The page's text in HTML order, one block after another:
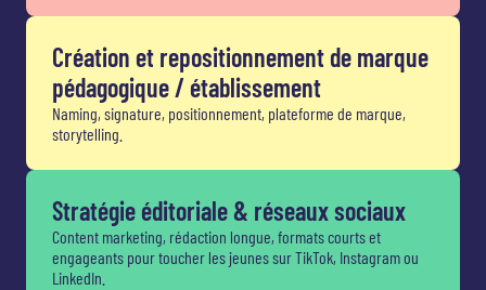
Création et repositionnement de marque
pédagogique / établissement
Naming, signature, positionnement, plateforme de marque,
storytelling.
Stratégie éditoriale & réseaux sociaux
Content marketing, rédaction longue, formats courts et
engageants pour toucher les jeunes sur TikTok, Instagram ou
LinkedIn.